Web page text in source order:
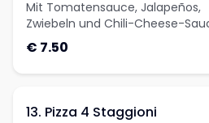
Mit Tomatensauce, Jalapeños,
Zwiebeln und Chili-Cheese-
€ 7.50
13. Pizza 4 Staggioni